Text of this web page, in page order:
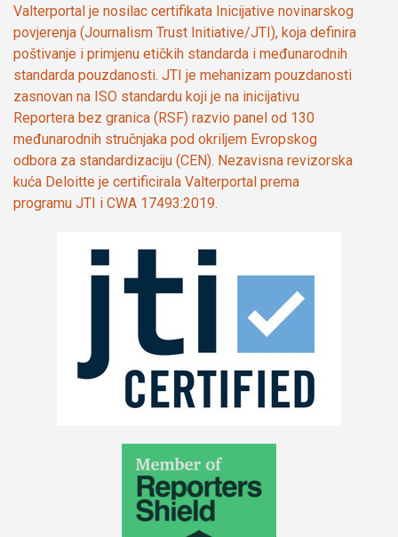
Valterportal je nosilac certifikata Inicijative novinarskog
povjerenja (Journalism Trust Initiative/JTI), koja definira
poštivanje i primjenu etičkih standarda i međunarodnih
standarda pouzdanosti. JTI je mehanizam pouzdanosti
zasnovan na ISO standardu koji je na inicijativu
Reportera bez granica (RSF) razvio panel od 130
međunarodnih stručnjaka pod okriljem Evropskog
odbora za standardizaciju (CEN). Nezavisna revizorska
kuća Deloitte je certificirala Valterportal prema
programu JTI i CWA 17493:2019.